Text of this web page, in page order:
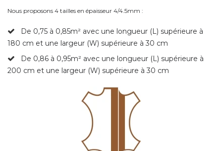
Nous proposons 4 tailles en épaisseur 4/4.5mm :
De 0,75 à 0,85m² avec une longueur (L) supérieure à
180 cm et une largeur (W) supérieure à 30 cm
De 0,86 à 0,95m² avec une longueur (L) supérieure à
200 cm et une largeur (W) supérieure à 30 cm